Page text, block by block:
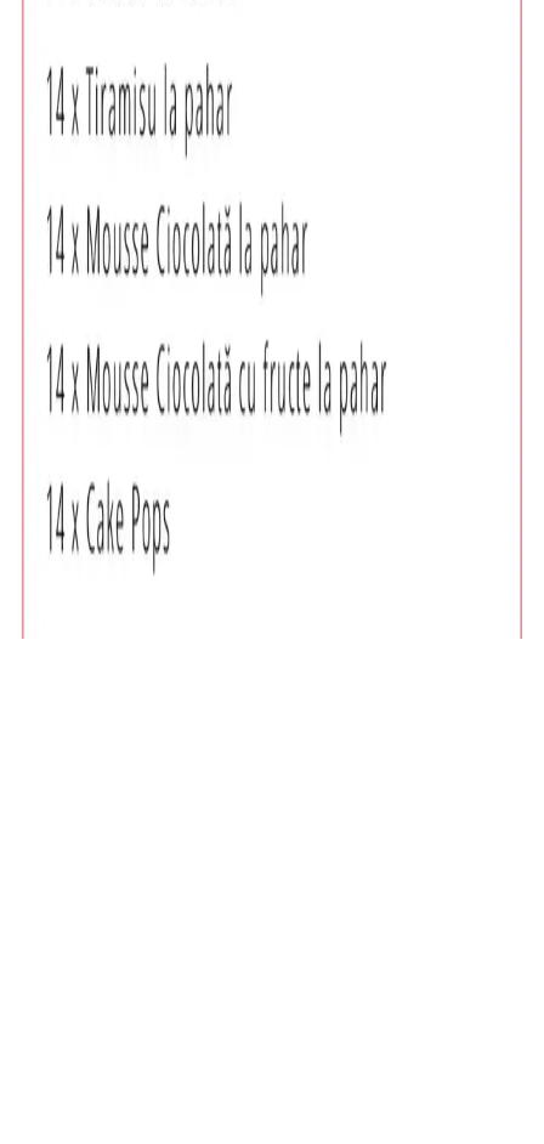
Evenimente
Despre
Contact
Beneficii
Termeni și condiții
Politica de confidențialitate
Privacy Policy
2026 UN:EVENT. Toate drepturile rezervate 🗲 Powered by
Website Factory